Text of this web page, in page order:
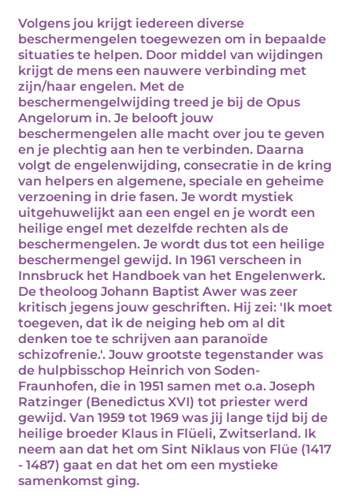
Volgens jou krijgt iedereen diverse
beschermengelen toegewezen om in bepaalde
situaties te helpen. Door middel van wijdingen
krijgt de mens een nauwere verbinding met
zijn/haar engelen. Met de
beschermengelwijding treed je bij de Opus
Angelorum in. Je belooft jouw
beschermengelen alle macht over jou te geven
en je plechtig aan hen te verbinden. Daarna
volgt de engelenwijding, consecratie in de kring
van helpers en algemene, speciale en geheime
verzoening in drie fasen. Je wordt mystiek
uitgehuwelijkt aan een engel en je wordt een
heilige engel met dezelfde rechten als de
beschermengelen. Je wordt dus tot een heilige
beschermengel gewijd. In 1961 verscheen in
Innsbruck het Handboek van het Engelenwerk.
De theoloog Johann Baptist Awer was zeer
kritisch jegens jouw geschriften. Hij zei: 'Ik moet
toegeven, dat ik de neiging heb om al dit
denken toe te schrijven aan paranoïde
schizofrenie.'. Jouw grootste tegenstander was
de hulpbisschop Heinrich von Soden-
Fraunhofen, die in 1951 samen met o.a. Joseph
Ratzinger (Benedictus XVI) tot priester werd
gewijd. Van 1959 tot 1969 was jij lange tijd bij de
heilige broeder Klaus in Flüeli, Zwitserland. Ik
neem aan dat het om Sint Niklaus von Flüe (1417
- 1487) gaat en dat het om een mystieke
samenkomst ging.